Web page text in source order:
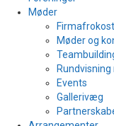
Møder
Firmafrokost
Møder og
Events
Gallerivæg